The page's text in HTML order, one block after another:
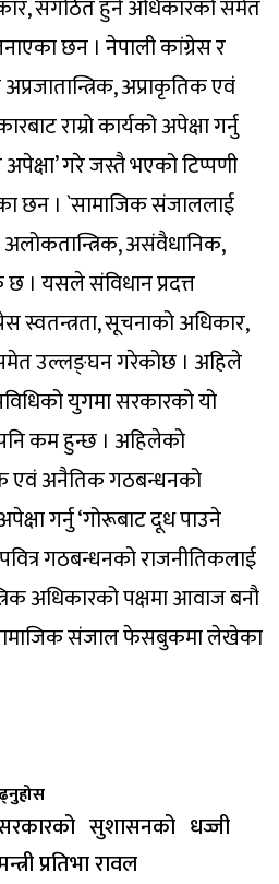
संगठित हुने अधिकारको समेत
छन । नेपाली कांग्रेस र
अप्राकृतिक एवं
राम्रो कार्यको अपेक्षा गर्नु
गरे जस्तै भएको टिप्पणी
छन । `सामाजिक संजाललाई
अलोकतान्त्रिक, असंवैधानिक,
। यसले संविधान प्रदत्त
स्वतन्त्रता, सूचनाको अधिकार,
उल्लङ्घन गरेकोछ । अहिले
युगमा सरकारको यो
कम हुन्छ । अहिलेको
एवं अनैतिक गठबन्धनको
गर्नु ‘गोरूबाट दूध पाउने
गठबन्धनको राजनीतिकलाई
अधिकारको पक्षमा आवाज बनौ
संजाल फेसबुकमा लेखेका
सुशासनको धज्जी
प्रतिभा रावल